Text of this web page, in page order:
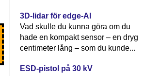
3D-lidar för edge-AI
Vad skulle du kunna göra om du
hade en kompakt sensor – en dryg
centimeter lång – som du kunde...
ESD-pistol på 30 kV